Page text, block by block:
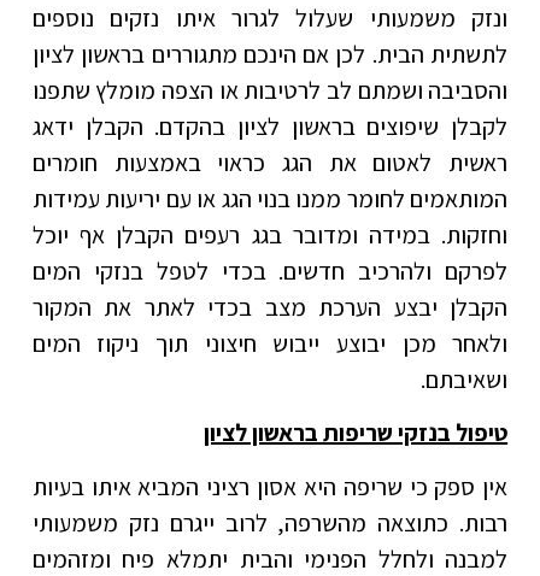
ונזק משמעותי שעלול לגרור איתו נזקים נוספים
לתשתית הבית. לכן אם הינכם מתגוררים בראשון לציון
והסביבה ושמתם לב לרטיבות או הצפה מומלץ שתפנו
לקבלן שיפוצים בראשון לציון בהקדם. הקבלן ידאג
ראשית לאטום את הגג כראוי באמצעות חומרים
המותאמים לחומר ממנו בנוי הגג או עם יריעות עמידות
וחזקות. במידה ומדובר בגג רעפים הקבלן אף יוכל
לפרקם ולהרכיב חדשים. בכדי לטפל בנזקי המים
הקבלן יבצע הערכת מצב בכדי לאתר את המקור
ולאחר מכן יבוצע ייבוש חיצוני תוך ניקוז המים
ושאיבתם.
טיפול בנזקי שריפות בראשון לציון
אין ספק כי שריפה היא אסון רציני המביא איתו בעיות
רבות. כתוצאה מהשרפה, לרוב ייגרם נזק משמעותי
למבנה ולחלל הפנימי והבית יתמלא פיח ומזהמים